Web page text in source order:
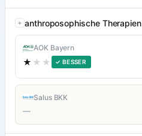
anthroposophische Therapien
AOK Bayern
★ ★★ ✓ BESSER
Salus BKK
—